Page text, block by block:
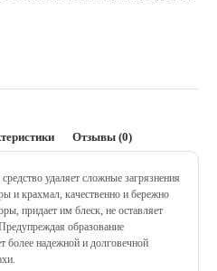
Отзывы (0)
удаляет сложные загрязнения
и крахмал, качественно и бережно
придает им блеск, не оставляет
образование
более надежной и долговечной